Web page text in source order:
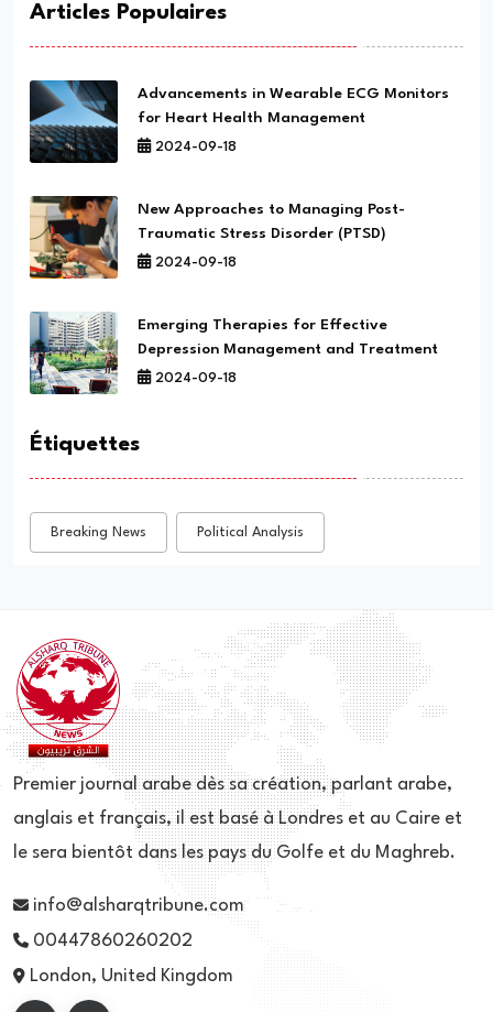
Articles Populaires
Advancements in Wearable ECG Monitors
for Heart Health Management
2024-09-18
New Approaches to Managing Post-
Traumatic Stress Disorder (PTSD)
2024-09-18
Emerging Therapies for Effective
Depression Management and Treatment
2024-09-18
Étiquettes
Breaking News Political Analysis
Premier journal arabe dès sa création, parlant arabe,
anglais et français, il est basé à Londres et au Caire et
le sera bientôt dans les pays du Golfe et du Maghreb.
info@alsharqtribune.com
00447860260202
London, United Kingdom